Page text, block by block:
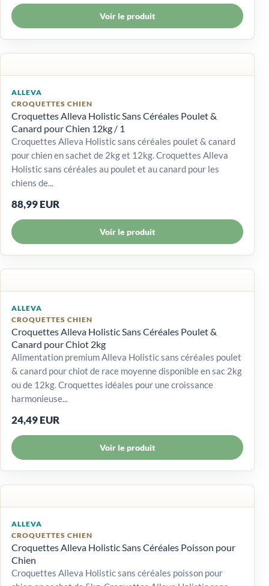
Voir le produit
ALLEVA
CROQUETTES CHIEN
Croquettes Alleva Holistic Sans Céréales Poulet &
Canard pour Chien 12kg / 1
Croquettes Alleva Holistic sans céréales poulet & canard
pour chien en sachet de 2kg et 12kg. Croquettes Alleva
Holistic sans céréales au poulet et au canard pour les
chiens de...
88,99 EUR
Voir le produit
ALLEVA
CROQUETTES CHIEN
Croquettes Alleva Holistic Sans Céréales Poulet &
Canard pour Chiot 2kg
Alimentation premium Alleva Holistic sans céréales poulet
& canard pour chiot de race moyenne disponible en sac 2kg
ou de 12kg. Croquettes idéales pour une croissance
harmonieuse...
24,49 EUR
Voir le produit
ALLEVA
CROQUETTES CHIEN
Croquettes Alleva Holistic Sans Céréales Poisson pour
Chien
Croquettes Alleva Holistic sans céréales poisson pour